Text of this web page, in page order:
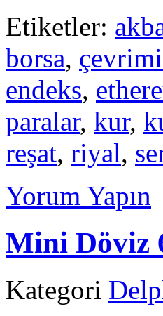
Etiketler:
borsa,
endeks,
paralar, kur,
reşat, riyal,
Yorum Yapın
Mini Döviz
Kategori